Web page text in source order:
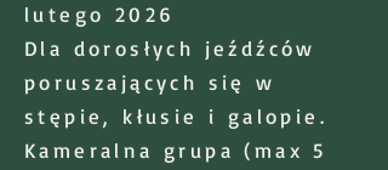
lutego 2026
Dla dorosłych jeźdźców
poruszających się w
stępie, kłusie i galopie.
Kameralna grupa (max 5